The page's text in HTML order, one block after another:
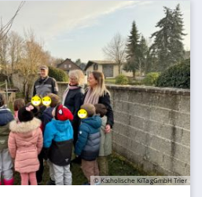
© Katholische KiTa gGmbH Trier